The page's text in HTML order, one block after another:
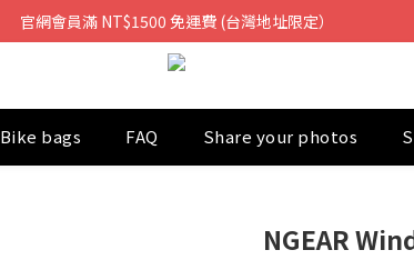
官網會員滿 NT$1500 免運費 (台灣地址限定）
Bike bags FAQ Share your photos
NGEAR